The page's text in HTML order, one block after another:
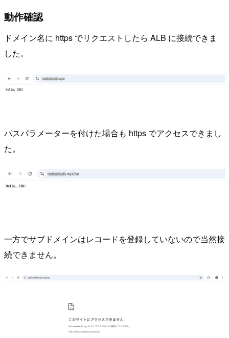
動作確認
ドメイン名に https でリクエストしたら ALB に接続できま
した。
パスパラメーターを付けた場合も https でアクセスできまし
た。
一方でサブドメインはレコードを登録していないので当然接
続できません。